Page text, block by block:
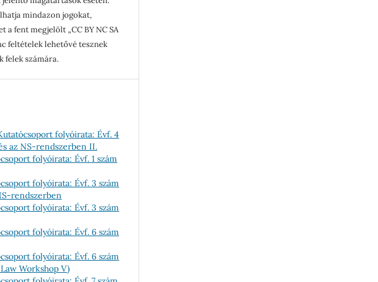
mindazon jogokat,
a fent megjelölt „CC BY NC SA
feltételek lehetővé tesznek
felek számára.
folyóirata: Évf. 4
az NS-rendszerben II.
folyóirata: Évf. 1 szám
folyóirata: Évf. 3 szám
rendszerben
folyóirata: Évf. 3 szám
folyóirata: Évf. 6 szám
folyóirata: Évf. 6 szám
Workshop V)